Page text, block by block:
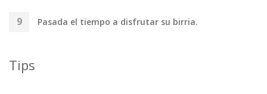
Pasada el tiempo a disfrutar su birria.
Tips